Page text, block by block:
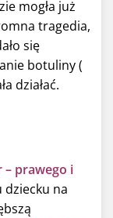
mogła już
tragedia,
się
botuliny (
działać.
– prawego i
dziecku na